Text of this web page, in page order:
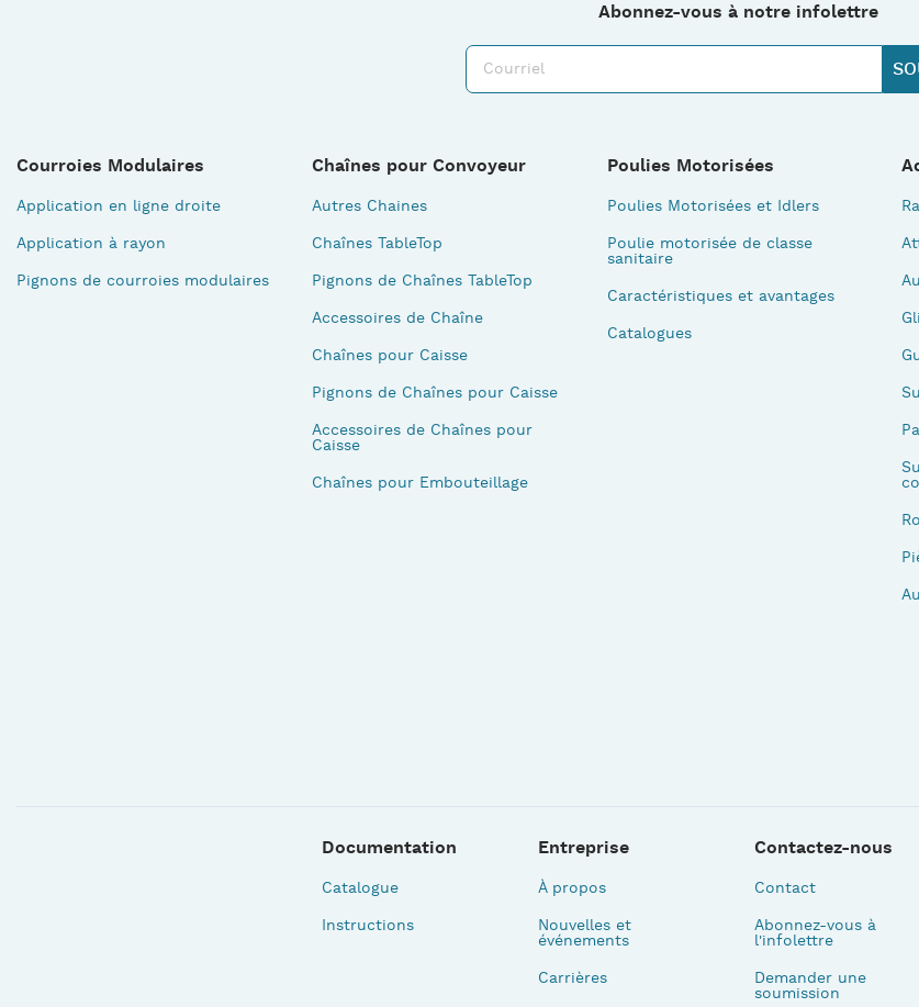
Abonnez-vous à notre infolettre
Courroies Modulaires
Application en ligne droite
Application à rayon
Pignons de courroies modulaires
Chaînes pour Convoyeur
Autres Chaines
Chaînes TableTop
Pignons de Chaînes TableTop
Accessoires de Chaîne
Chaînes pour Caisse
Pignons de Chaînes pour Caisse
Accessoires de Chaînes pour
Caisse
Chaînes pour Embouteillage
Poulies Motorisées
Poulies Motorisées et Idlers
Poulie motorisée de classe
sanitaire
Caractéristiques et avantages
Catalogues
Documentation
Catalogue
Instructions
Entreprise
À propos
Nouvelles et
événements
Carrières
Contactez-nous
Contact
Abonnez-vous à
l'infolettre
Demander une
soumission